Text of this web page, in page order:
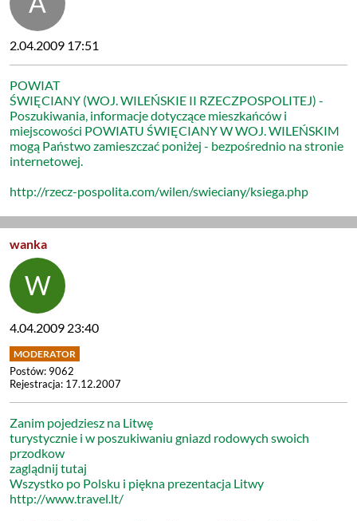
2.04.2009 17:51
POWIAT
ŚWIĘCIANY (WOJ. WILEŃSKIE II RZECZPOSPOLITEJ) -
Poszukiwania, informacje dotyczące mieszkańców i
miejscowości POWIATU ŚWIĘCIANY W WOJ. WILEŃSKIM
mogą Państwo zamieszczać poniżej - bezpośrednio na stronie
internetowej.
http://rzecz-pospolita.com/wilen/swieciany/ksiega.php
wanka
4.04.2009 23:40
Postów: 9062
Rejestracja: 17.12.2007
Zanim pojedziesz na Litwę
turystycznie i w poszukiwaniu gniazd rodowych swoich
przodkow
zaglądnij tutaj
Wszystko po Polsku i piękna prezentacja Litwy
http://www.travel.lt/